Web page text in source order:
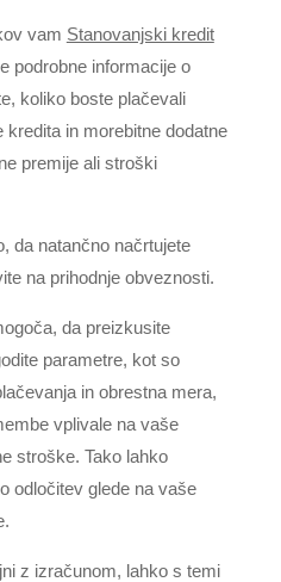
vam Stanovanjski kredit
podrobne informacije o
koliko boste plačevali
in morebitne dodatne
premije ali stroški
da natančno načrtujete
na prihodnje obveznosti.
da preizkusite
parametre, kot so
in obrestna mera,
vplivale na vaše
stroške. Tako lahko
odločitev glede na vaše
z izračunom, lahko s temi